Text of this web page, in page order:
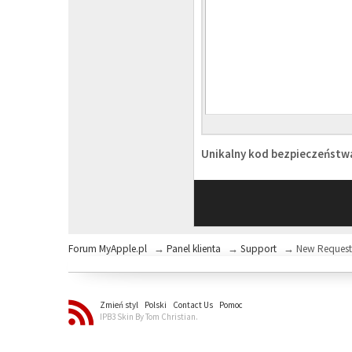
Unikalny kod
Forum MyApple.pl → Panel klienta → Support → New Request
Zmień styl Polski Contact Us
Pomoc
IPB3 Skin By Tom Christian.